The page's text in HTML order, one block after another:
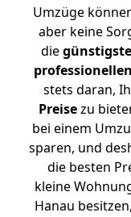
Umzüge
aber keine
diegünstigste
stets daran,
Preisezu
bei einem
sparen, und
die besten
kleine
Hanau